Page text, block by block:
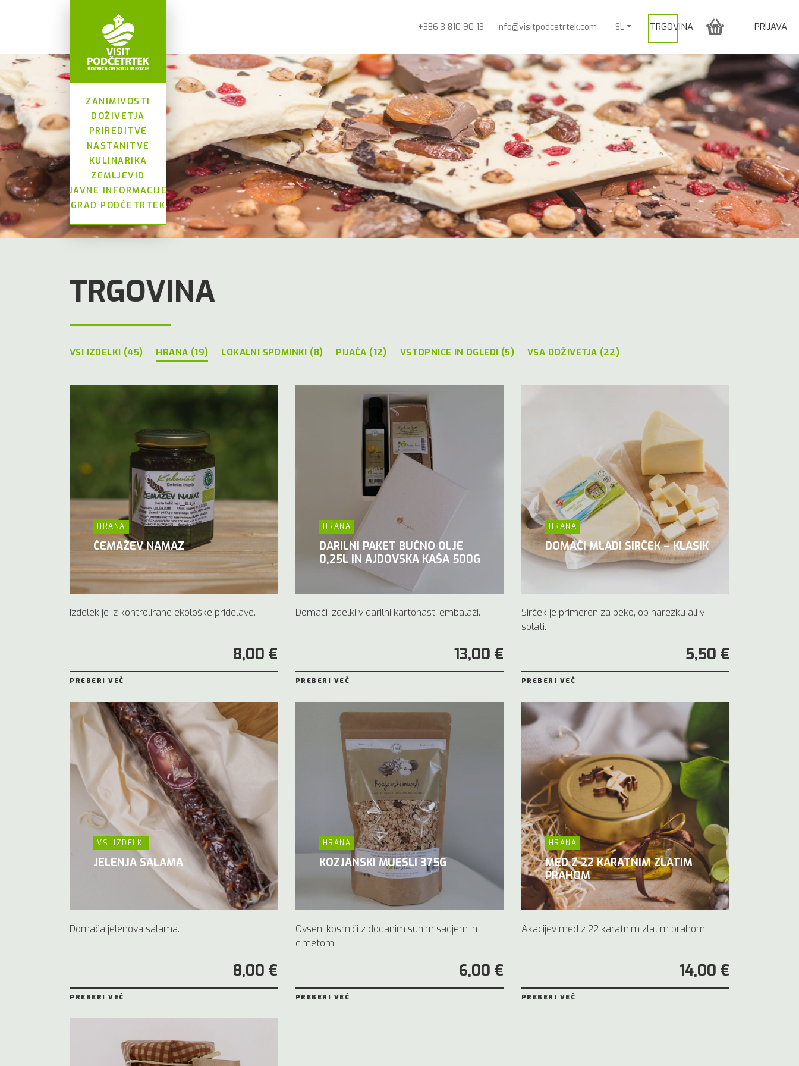
ZANIMIVOSTI
DOŽIVETJA
PRIREDITVE
NASTANITVE
KULINARIKA
ZEMLJEVID
JAVNE INFORMACIJE
GRAD PODČETRTEK
TRGOVINA PRIJAVA
+386 3 810 90 13 info@visitpodcetrtek.com SL
TRGOVINA
VSI IZDELKI (45) HRANA (19) LOKALNI SPOMINKI (8) PIJAČA (12) VSTOPNICE IN OGLEDI (5) VSA DOŽIVETJA (22)
HRANA
ČEMAŽEV NAMAZ
Izdelek je iz kontrolirane ekološke pridelave.
8,00 €
PREBERI VEČ
HRANA
DARILNI PAKET BUČNO OLJE
0,25L IN AJDOVSKA KAŠA 500G
Domači izdelki v darilni kartonasti embalaži.
13,00 €
PREBERI VEČ
HRANA
DOMAČI MLADI SIRČEK – KLASIK
Sirček je primeren za peko, ob narezku ali v
solati.
5,50 €
PREBERI VEČ
VSI IZDELKI
JELENJA SALAMA
Domača jelenova salama.
8,00 €
PREBERI VEČ
HRANA
KOZJANSKI MUESLI 375G
Ovseni kosmiči z dodanim suhim sadjem in
cimetom.
6,00 €
PREBERI VEČ
HRANA
MED Z 22 KARATNIM ZLATIM
PRAHOM
Akacijev med z 22 karatnim zlatim prahom.
14,00 €
PREBERI VEČ